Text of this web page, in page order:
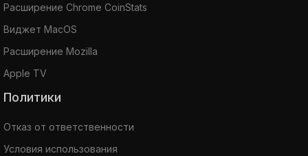
Расширение Chrome CoinStats
Виджет MacOS
Расширение Mozilla
Apple TV
Политики
Отказ от ответственности
Условия использования